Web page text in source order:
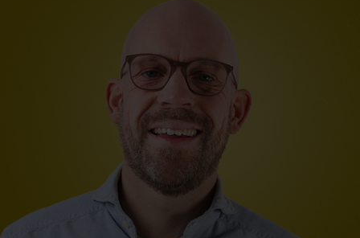
Werken bij P5COM
Alle consultancy vacatures
Traineeship Consultancy